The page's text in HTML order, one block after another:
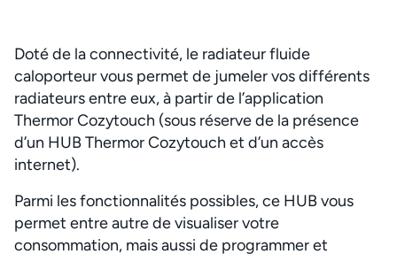
Doté de la connectivité, le radiateur fluide
caloporteur vous permet de jumeler vos différents
radiateurs entre eux, à partir de l’application
Thermor Cozytouch (sous réserve de la présence
d’un HUB Thermor Cozytouch et d’un accès
internet).
Parmi les fonctionnalités possibles, ce HUB vous
permet entre autre de visualiser votre
consommation, mais aussi de programmer et